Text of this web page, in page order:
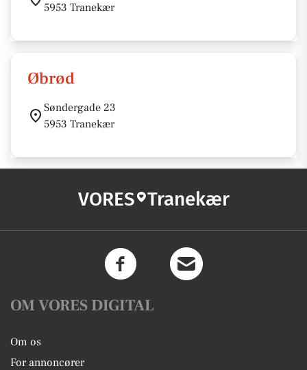
5953 Tranekær
Øbrød
Søndergade 23
5953 Tranekær
VORES Tranekær
OM VORES DIGITAL
Om os
For annoncører